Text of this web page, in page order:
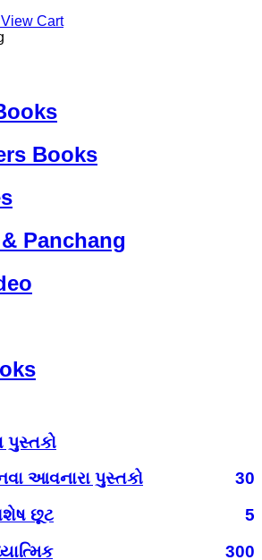
Cart
Books
Panchang
પુસ્તકો
આવનારા પુસ્તકો
30
છૂટ
5
300